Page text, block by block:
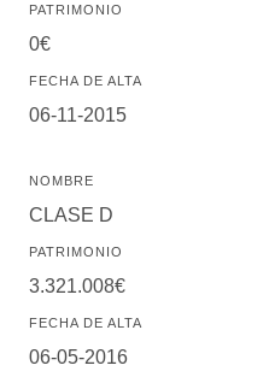
PATRIMONIO
0€
FECHA DE ALTA
06-11-2015
NOMBRE
CLASE D
PATRIMONIO
3.321.008€
FECHA DE ALTA
06-05-2016